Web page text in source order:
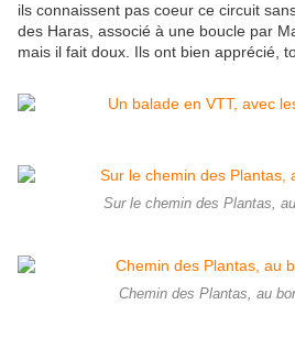
ils connaissent pas coeur ce circuit
des Haras, associé à une boucle par
mais il fait doux. Ils ont bien apprécié,
Sur le chemin des Plantas,
Chemin des Plantas, au